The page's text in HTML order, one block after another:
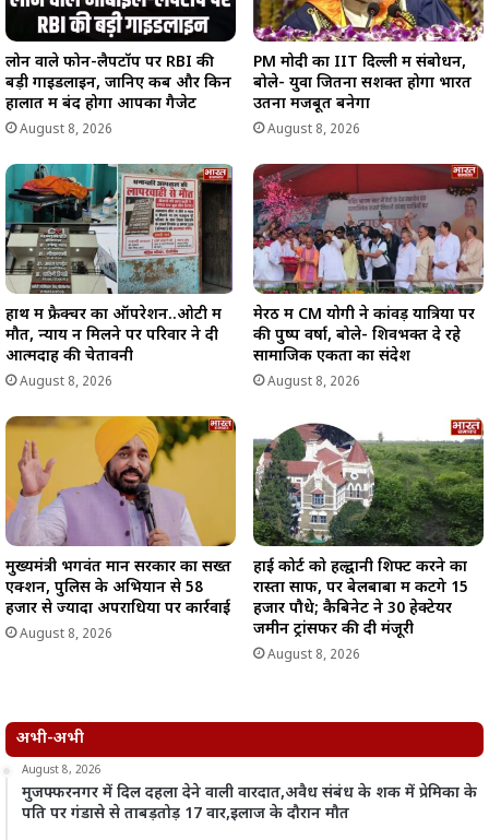
लोन वाले फोन-लैपटॉप पर RBI की
बड़ी गाइडलाइन, जानिए कब और किन
हालात में बंद होगा आपका गैजेट
August 8, 2026
PM मोदी का IIT दिल्ली में संबोधन,
बोले- युवा जितना सशक्त होगा भारत
उतना मजबूत बनेगा
August 8, 2026
हाथ में फ्रैक्चर का ऑपरेशन..ओटी में
मौत, न्याय न मिलने पर परिवार ने दी
आत्मदाह की चेतावनी
August 8, 2026
मेरठ में CM योगी ने कांवड़ यात्रियों पर
की पुष्प वर्षा, बोले- शिवभक्त दे रहे
सामाजिक एकता का संदेश
August 8, 2026
मुख्यमंत्री भगवंत मान सरकार का सख्त
एक्शन, पुलिस के अभियान से 58
हजार से ज्यादा अपराधियों पर कार्रवाई
August 8, 2026
हाई कोर्ट को हल्द्वानी शिफ्ट करने का
रास्ता साफ, पर बेलबाबा में कटेंगे 15
हजार पौधे; कैबिनेट ने 30 हेक्टेयर
जमीन ट्रांसफर की दी मंजूरी
August 8, 2026
अभी-अभी
August 8, 2026
मुजफ्फरनगर में दिल दहला देने वाली वारदात,अवैध संबंध के शक में प्रेमिका के
पति पर गंडासे से ताबड़तोड़ 17 वार,इलाज के दौरान मौत